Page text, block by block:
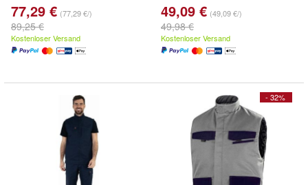
77,29 € (77,29 €/)
89,25 €
Kostenloser Versand
49,09 € (49,09 €/)
49,98 €
Kostenloser Versand
- 32%